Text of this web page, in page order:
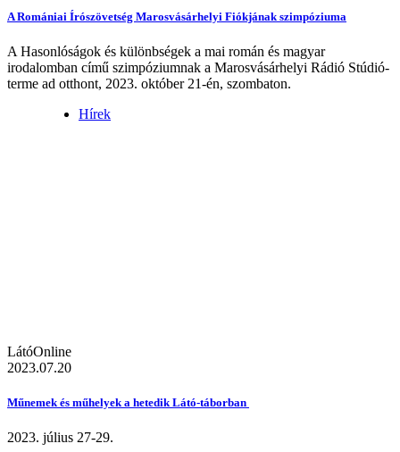
A Romániai Írószövetség Marosvásárhelyi Fiókjának szimpóziuma
A Hasonlóságok és különbségek a mai román és magyar
irodalomban című szimpóziumnak a Marosvásárhelyi Rádió Stúdió-
terme ad otthont, 2023. október 21-én, szombaton.
Hírek
LátóOnline
2023.07.20
Műnemek és műhelyek a hetedik Látó-táborban
2023. július 27-29.